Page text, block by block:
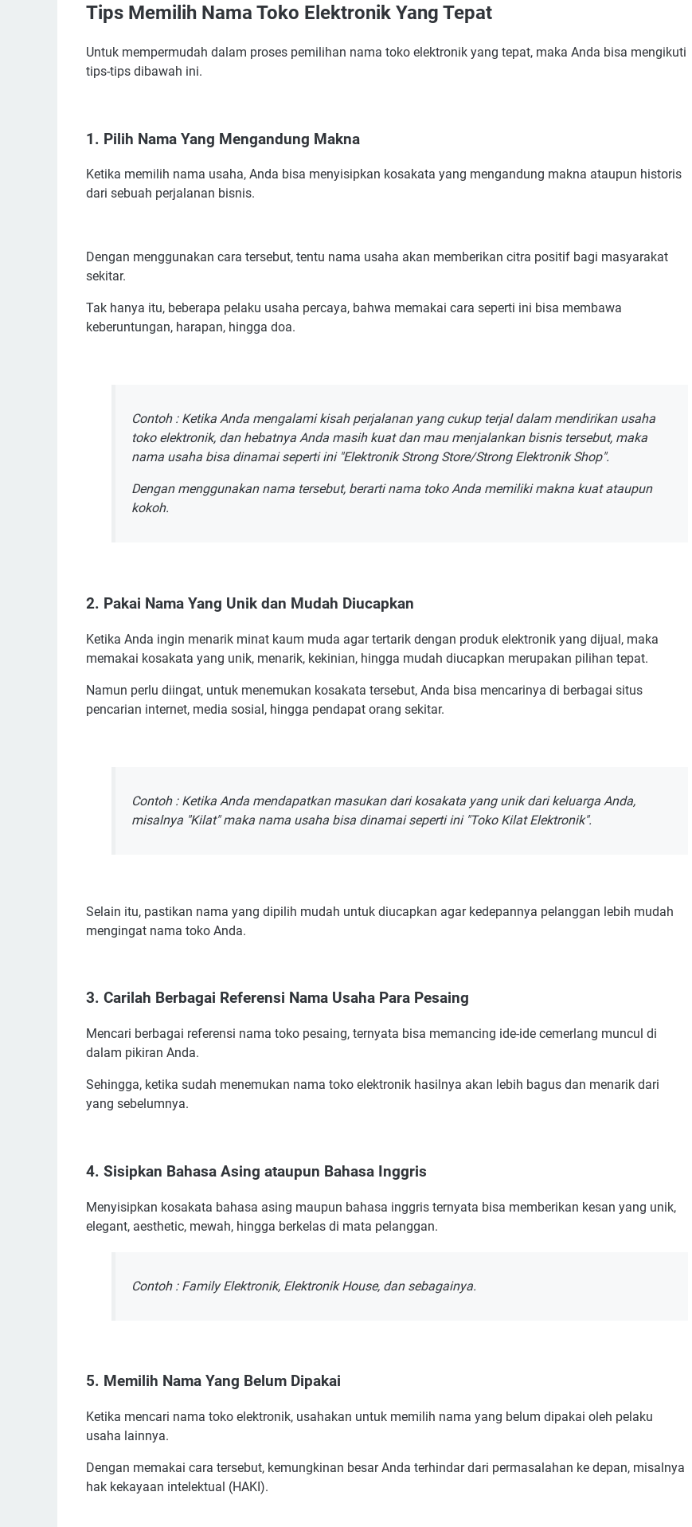
2. Pakai Nama Yang Unik dan Mudah Diucapkan
4. Sisipkan Bahasa Asing ataupun Bahasa Inggris
5. Memilih Nama Yang Belum Dipakai
8. Pakai Jasa Konsultasi Nama Usaha
Rekomendasi Nama Toko Elektronik Yang Bagus
Inspirasi Nama Toko Elektronik Yang Unik dan Keren
Ide Nama Toko Elektronik Online
Referensi Nama Toko Elektronik di Malaysia
Referensi Nama Toko Elektronik di Indonesia
Tips Memilih Nama Toko Elektronik Yang Tepat
Untuk mempermudah dalam proses pemilihan nama toko elektronik yang tepat, maka Anda bisa mengikuti
tips-tips dibawah ini.
1. Pilih Nama Yang Mengandung Makna
Ketika memilih nama usaha, Anda bisa menyisipkan kosakata yang mengandung makna ataupun historis
dari sebuah perjalanan bisnis.
Dengan menggunakan cara tersebut, tentu nama usaha akan memberikan citra positif bagi masyarakat
sekitar.
Tak hanya itu, beberapa pelaku usaha percaya, bahwa memakai cara seperti ini bisa membawa
keberuntungan, harapan, hingga doa.
Contoh : Ketika Anda mengalami kisah perjalanan yang cukup terjal dalam mendirikan usaha
toko elektronik, dan hebatnya Anda masih kuat dan mau menjalankan bisnis tersebut, maka
nama usaha bisa dinamai seperti ini "Elektronik Strong Store/Strong Elektronik Shop".
Dengan menggunakan nama tersebut, berarti nama toko Anda memiliki makna kuat ataupun
kokoh.
2. Pakai Nama Yang Unik dan Mudah Diucapkan
Ketika Anda ingin menarik minat kaum muda agar tertarik dengan produk elektronik yang dijual, maka
memakai kosakata yang unik, menarik, kekinian, hingga mudah diucapkan merupakan pilihan tepat.
Namun perlu diingat, untuk menemukan kosakata tersebut, Anda bisa mencarinya di berbagai situs
pencarian internet, media sosial, hingga pendapat orang sekitar.
Contoh : Ketika Anda mendapatkan masukan dari kosakata yang unik dari keluarga Anda,
misalnya "Kilat" maka nama usaha bisa dinamai seperti ini "Toko Kilat Elektronik".
Selain itu, pastikan nama yang dipilih mudah untuk diucapkan agar kedepannya pelanggan lebih mudah
mengingat nama toko Anda.
3. Carilah Berbagai Referensi Nama Usaha Para Pesaing
Mencari berbagai referensi nama toko pesaing, ternyata bisa memancing ide-ide cemerlang muncul di
dalam pikiran Anda.
Sehingga, ketika sudah menemukan nama toko elektronik hasilnya akan lebih bagus dan menarik dari
yang sebelumnya.
4. Sisipkan Bahasa Asing ataupun Bahasa Inggris
Menyisipkan kosakata bahasa asing maupun bahasa inggris ternyata bisa memberikan kesan yang unik,
elegant, aesthetic, mewah, hingga berkelas di mata pelanggan.
Contoh : Family Elektronik, Elektronik House, dan sebagainya.
5. Memilih Nama Yang Belum Dipakai
Ketika mencari nama toko elektronik, usahakan untuk memilih nama yang belum dipakai oleh pelaku
usaha lainnya.
Dengan memakai cara tersebut, kemungkinan besar Anda terhindar dari permasalahan ke depan, misalnya
hak kekayaan intelektual (HAKI).